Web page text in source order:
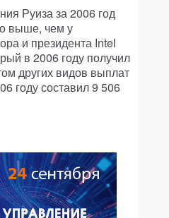
Руиза за 2006 год
выше, чем у
и президента Intel
в 2006 году получил
других видов выплат
году составил 9 506